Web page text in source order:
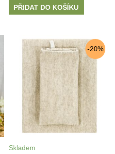
PŘIDAT DO KOŠÍKU
-20%
Skladem